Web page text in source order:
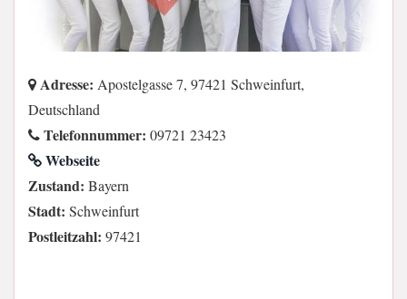
Adresse: Apostelgasse 7, 97421 Schweinfurt,
Deutschland
Telefonnummer: 09721 23423
Webseite
Zustand: Bayern
Stadt: Schweinfurt
Postleitzahl: 97421